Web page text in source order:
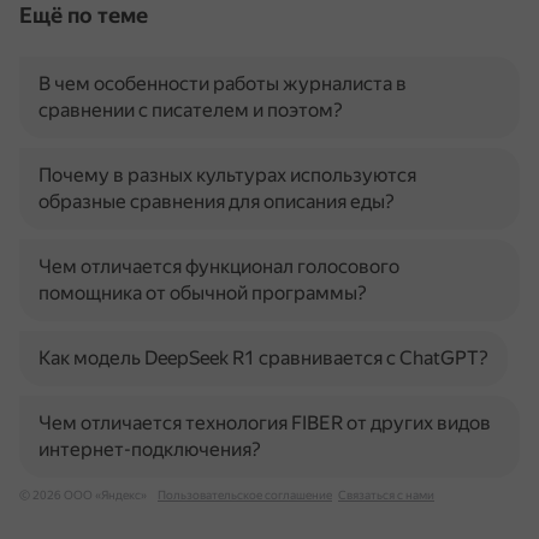
Ещё по теме
В чем особенности работы журналиста в
сравнении с писателем и поэтом?
Почему в разных культурах используются
образные сравнения для описания еды?
Чем отличается функционал голосового
помощника от обычной программы?
Как модель DeepSeek R1 сравнивается с ChatGPT?
Чем отличается технология FIBER от других видов
интернет-подключения?
© 2026 ООО «Яндекс» Пользовательское соглашение Связаться с нами